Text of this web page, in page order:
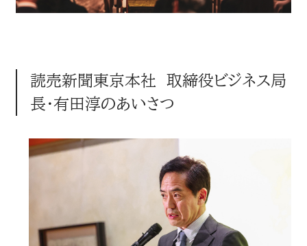
読売新聞東京本社 取締役ビジネス局
長・有田淳のあいさつ